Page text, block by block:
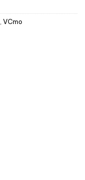
VCmo